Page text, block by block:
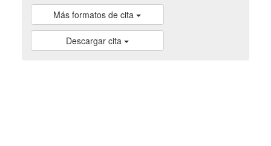
Más formatos de cita
Descargar cita